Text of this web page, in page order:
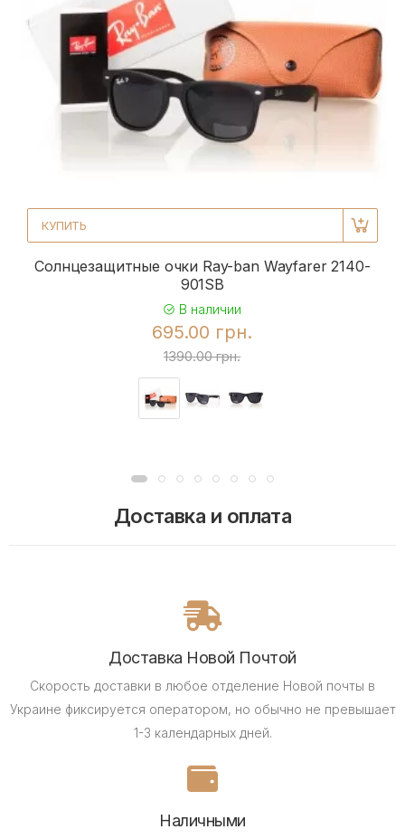
КУПИТЬ
Солнцезащитные очки Ray-ban Wayfarer 2140-
901SB
В наличии
695.00 грн.
1390.00 грн.
Доставка и оплата
Доставка Новой Почтой
Скорость доставки в любое отделение Новой почты в
Украине фиксируется оператором, но обычно не превышает
1-3 календарных дней.
Наличными